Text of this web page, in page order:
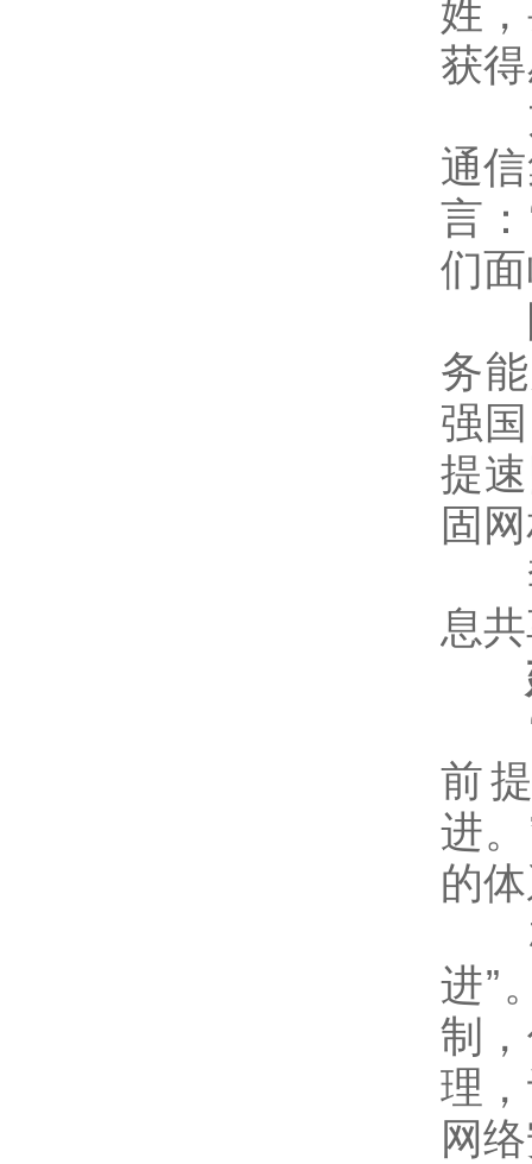
姓
获
如
通
言
们
务
强
提
固
李
息
建
“
前
进
的
杨
进”
制
理
网